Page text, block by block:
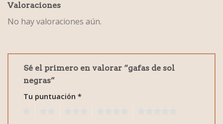
Valoraciones
No hay valoraciones aún.
Sé el primero en valorar “gafas de sol
negras”
Tu puntuación *